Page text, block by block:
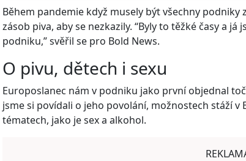
Během pandemie když musely být všechny
zásob piva, aby se nezkazily. “Byly to těžké časy a
podniku,” svěřil se pro Bold News.
O pivu, dětech i sexu
Europoslanec nám v podniku jako první objednal
jsme si povídali o jeho povolání, možnostech stáží v
tématech, jako je sex a alkohol.